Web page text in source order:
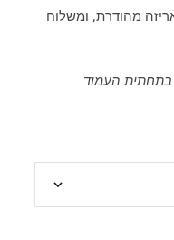
מהודרת, ומשלוח
בתחתית העמוד